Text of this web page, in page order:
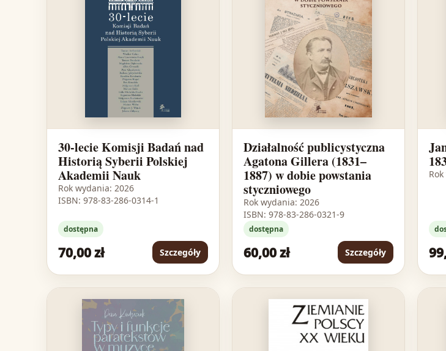
30-lecie Komisji Badań nad
Historią Syberii Polskiej
Akademii Nauk
Rok wydania: 2026
ISBN: 978-83-286-0314-1
dostępna
70,00 zł Szczegóły
Działalność publicystyczna
Agatona Gillera (1831–
1887) w dobie powstania
styczniowego
Rok wydania: 2026
ISBN: 978-83-286-0321-9
dostępna
60,00 zł Szczegóły